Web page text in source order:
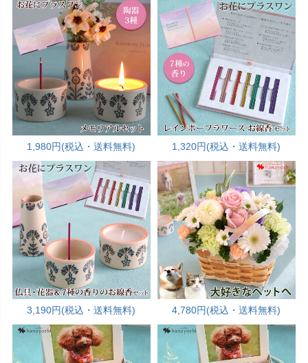
1,980円(税込・送料無料) 1,320円(税込・送料無料)
3,190円(税込・送料無料) 4,780円(税込・送料無料)